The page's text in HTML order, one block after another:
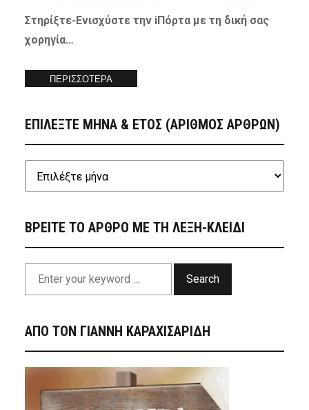
Στηρίξτε-Ενισχύστετην iΠόρτα με τη δική σας
χορηγία…
ΠΕΡΙΣΣΟΤΕΡΑ
ΕΠΙΛΕΞΤΕ ΜΗΝΑ & ΕΤΟΣ (ΑΡΙΘΜΟΣ ΑΡΘΡΩΝ)
ΒΡΕΙΤΕ ΤΟ ΑΡΘΡΟ ΜΕ ΤΗ ΛΕΞΗ-ΚΛΕΙΔΙ
Search
ΑΠΟ ΤΟΝ ΓΙΑΝΝΗ ΚΑΡΑΧΙΣΑΡΙΔΗ